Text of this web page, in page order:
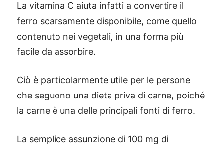
La vitamina C aiuta infatti a convertire il
ferro scarsamente disponibile, come quello
contenuto nei vegetali, in una forma più
facile da assorbire.
Ciò è particolarmente utile per le persone
che seguono una dieta priva di carne, poiché
la carne è una delle principali fonti di ferro.
La semplice assunzione di 100 mg di